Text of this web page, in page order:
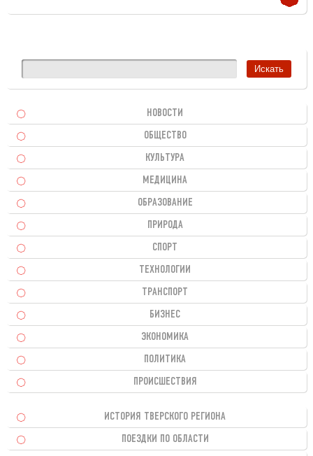
НОВОСТИ
ОБЩЕСТВО
КУЛЬТУРА
МЕДИЦИНА
ОБРАЗОВАНИЕ
ПРИРОДА
СПОРТ
ТЕХНОЛОГИИ
ТРАНСПОРТ
БИЗНЕС
ЭКОНОМИКА
ПОЛИТИКА
ПРОИСШЕСТВИЯ
ИСТОРИЯ ТВЕРСКОГО РЕГИОНА
ПОЕЗДКИ ПО ОБЛАСТИ